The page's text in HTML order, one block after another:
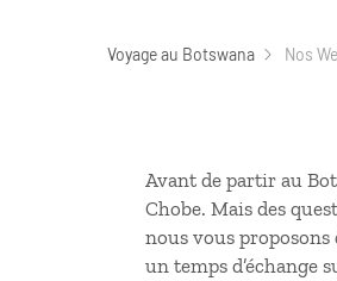
Voyage au Botswana Nos
Avant de partir au
Chobe. Mais des
nous vous
un temps d’échange